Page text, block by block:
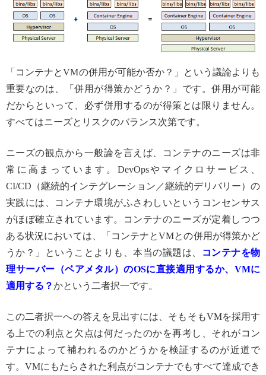
「コンテナとVMの併用が可能か否か？」という議論よりも
重要なのは、「併用が得策かどうか？」です。併用が可能
だからといって、必ず併用するのが得策とは限りません。
すべてはニーズとリスクのバランス次第です。
ニーズの観点から一般論を言えば、コンテナのニーズは非
常に高まっています。DevOpsやマイクロサービス、
CI/CD（継続的インテグレーション／継続的デリバリー）の
実践には、コンテナ環境がふさわしいというコンセンサス
がほぼ確立されています。コンテナのニーズが定着しつつ
ある状況においては、「コンテナとVMとの併用が得策かど
うか？」ということよりも、本当の議題は、
コンテナを物
理サーバー（ベアメタル）のOSに直接適用するか、VMに
適用する？かという二者択一です。
この二者択一への答えを見出すには、そもそもVMを採用す
る上での利点と欠点は何だったのかを再考し、それがコン
テナによって補われるのかどうかを検証するのが近道で
す。VMにもたらされた利点がコンテナでもすべて達成でき